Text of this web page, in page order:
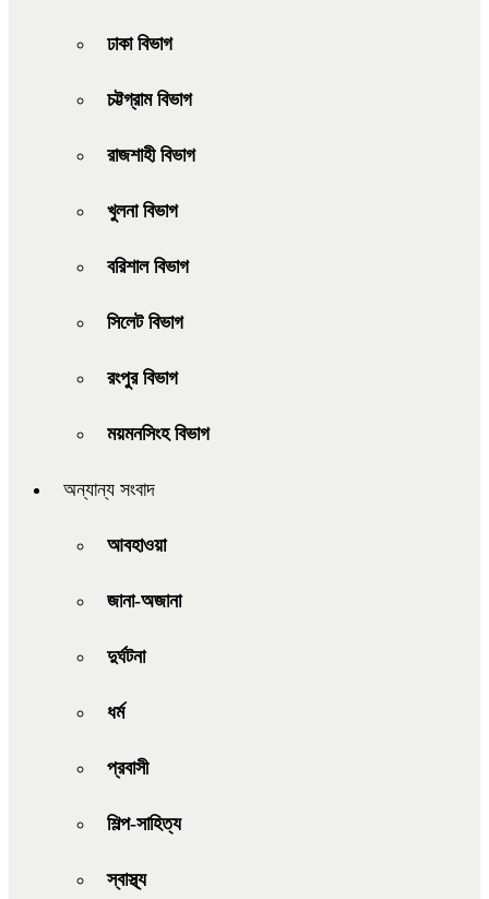
ঢাকা বিভাগ
চট্টগ্রাম বিভাগ
রাজশাহী বিভাগ
খুলনা বিভাগ
বরিশাল বিভাগ
সিলেট বিভাগ
রংপুর বিভাগ
ময়মনসিংহ বিভাগ
অন্যান্য সংবাদ
আবহাওয়া
জানা-অজানা
দুর্ঘটনা
ধর্ম
প্রবাসী
শিল্প-সাহিত্য
স্বাস্থ্য